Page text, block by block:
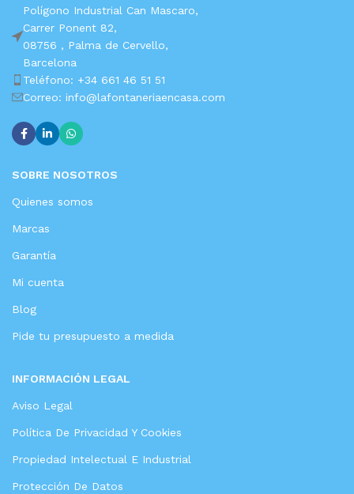
Polígono Industrial Can Mascaro,
Carrer Ponent 82,
08756 , Palma de Cervello,
Barcelona
Teléfono: +34 661 46 51 51
Correo: info@lafontaneriaencasa.com
SOBRE NOSOTROS
Quienes somos
Marcas
Garantía
Mi cuenta
Blog
Pide tu presupuesto a medida
INFORMACIÓN LEGAL
Aviso Legal
Política De Privacidad Y Cookies
Propiedad Intelectual E Industrial
Protección De Datos